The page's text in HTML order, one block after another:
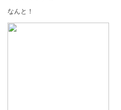
なんと！